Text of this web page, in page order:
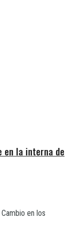
en la interna de
en los